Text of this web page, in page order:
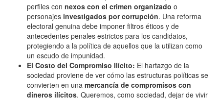
perfiles con nexos con el crimen organizado o
personajes investigados por corrupción. Una reforma
electoral genuina debe imponer filtros éticos y de
antecedentes penales estrictos para los candidatos,
protegiendo a la política de aquellos que la utilizan como
un escudo de impunidad.
El Costo del Compromiso Ilícito: El hartazgo de la
sociedad proviene de ver cómo las estructuras políticas se
convierten en una mercancía de compromisos con
dineros ilícitos. Queremos, como sociedad, dejar de vivir